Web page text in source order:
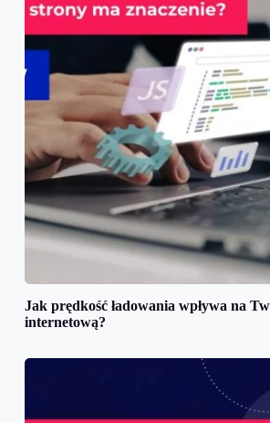
Jak prędkość ładowania wpływa na
internetową?